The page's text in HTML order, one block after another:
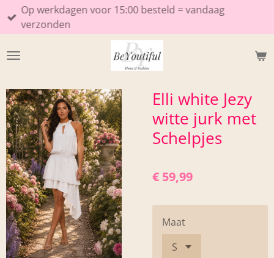
Ga
direct
de
Op werkdagen voor 15:00 besteld = vandaag
verzonden
Elli white Jezy
witte jurk met
Schelpjes
€ 59,99
Maat